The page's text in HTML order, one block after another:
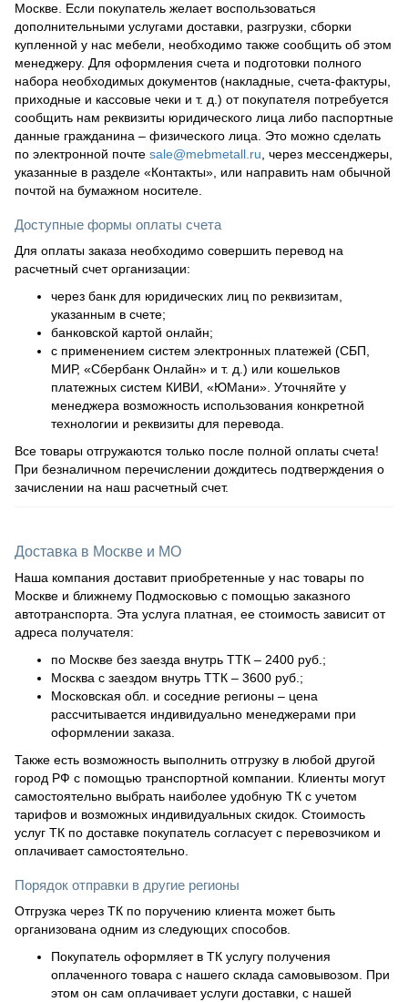
Москве. Если покупатель желает воспользоваться
дополнительными услугами доставки, разгрузки, сборки
купленной у нас мебели, необходимо также сообщить об этом
менеджеру. Для оформления счета и подготовки полного
набора необходимых документов (накладные, счета-фактуры,
приходные и кассовые чеки и т. д.) от покупателя потребуется
сообщить нам реквизиты юридического лица либо паспортные
данные гражданина – физического лица. Это можно сделать
по электронной почте sale@mebmetall.ru , через мессенджеры,
указанные в разделе «Контакты», или направить нам обычной
почтой на бумажном носителе.
Доступные формы оплаты счета
Для оплаты заказа необходимо совершить перевод на
расчетный счет организации:
через банк для юридических лиц по реквизитам,
указанным в счете;
банковской картой онлайн;
с применением систем электронных платежей (СБП,
МИР, «Сбербанк Онлайн» и т. д.) или кошельков
платежных систем КИВИ, «ЮМани». Уточняйте у
менеджера возможность использования конкретной
технологии и реквизиты для перевода.
Все товары отгружаются только после полной оплаты счета!
При безналичном перечислении дождитесь подтверждения о
зачислении на наш расчетный счет.
Доставка в Москве и МО
Наша компания доставит приобретенные у нас товары по
Москве и ближнему Подмосковью с помощью заказного
автотранспорта. Эта услуга платная, ее стоимость зависит от
адреса получателя:
по Москве без заезда внутрь ТТК – 2400 руб.;
Москва с заездом внутрь ТТК – 3600 руб.;
Московская обл. и соседние регионы – цена
рассчитывается индивидуально менеджерами при
оформлении заказа.
Также есть возможность выполнить отгрузку в любой другой
город РФ с помощью транспортной компании. Клиенты могут
самостоятельно выбрать наиболее удобную ТК с учетом
тарифов и возможных индивидуальных скидок. Стоимость
услуг ТК по доставке покупатель согласует с перевозчиком и
оплачивает самостоятельно.
Порядок отправки в другие регионы
Отгрузка через ТК по поручению клиента может быть
организована одним из следующих способов.
Покупатель оформляет в ТК услугу получения
оплаченного товара с нашего склада самовывозом. При
этом он сам оплачивает услуги доставки, с нашей